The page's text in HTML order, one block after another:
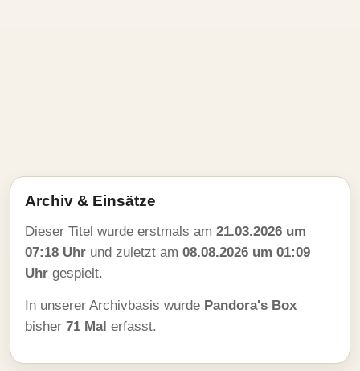
Archiv & Einsätze
Dieser Titel wurde erstmals am 21.03.2026 um
07:18 Uhr und zuletzt am 08.08.2026 um 01:09
Uhr gespielt.
In unserer Archivbasis wurde Pandora's Box
bisher 71 Mal erfasst.